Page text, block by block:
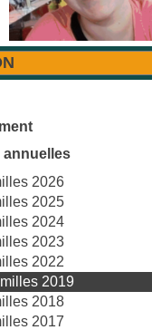
annuelles
2026
2025
2024
2023
2022
2019
2018
2017